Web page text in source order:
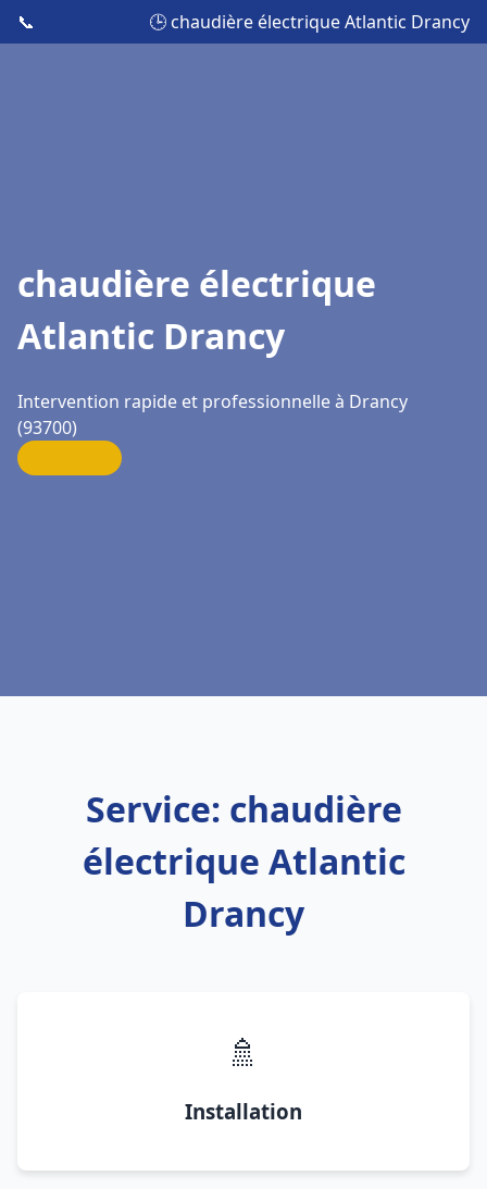
📞 🕒 chaudière électrique Atlantic Drancy
chaudière électrique
Atlantic Drancy
Intervention rapide et professionnelle à Drancy
(93700)
Service: chaudière
électrique Atlantic
Drancy
🚿
Installation